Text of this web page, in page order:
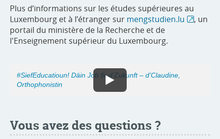
Plus d’informations sur les études supérieures au
Luxembourg et à l’étranger sur mengstudien.lu
, un
portail du ministère de la Recherche et de
l'Enseignement supérieur du Luxembourg.
#SiefEducatioun! Däin Job fir d'Zukunft – d’Claudine,
Orthophonistin
Vous avez des questions ?